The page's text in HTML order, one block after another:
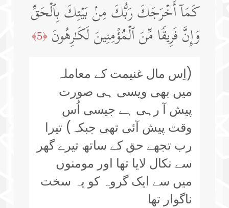
كَمَاۤ أَخۡرَجَكَ رَبُّكَ مِنۢ بَیۡتِكَ بِٱلۡحَقِّ
وَإِنَّ فَرِیقࣰا مِّنَ ٱلۡمُؤۡمِنِینَ لَكَـٰرِهُونَ ﴿5﴾
(اِس مال غنیمت کے معاملہ
میں بھی ویسی ہی صورت
پیش آ رہی ہے جیسی اُس
وقت پیش آئی تھی جبکہ) تیرا
رب تجھے حق کے ساتھ تیرے گھر
سے نکال لایا تھا اور مومنوں
میں سے ایک گروہ کو یہ سخت
ناگوار تھا